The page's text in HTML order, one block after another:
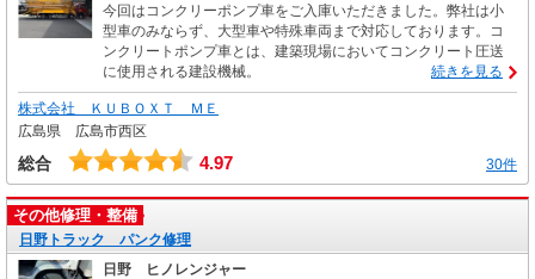
今回はコンクリーポンプ車をご入庫いただきました。弊社は小
型車のみならず、大型車や特殊車両まで対応しております。コ
ンクリートポンプ車とは、建築現場においてコンクリート圧送
に使用される建設機械。
続きを見る
株式会社 ＫＵＢＯＸＴ ＭＥ
広島県 広島市西区
総合 4.97 30件
その他修理・整備
日野トラック パンク修理
日野 ヒノレンジャー